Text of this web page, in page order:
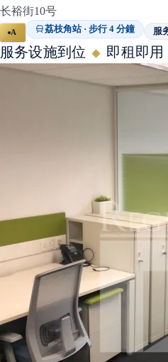
长裕街10号
A 荔枝角站 · 步行 4 分鐘 服
服务设施到位 ◆ 即租即用